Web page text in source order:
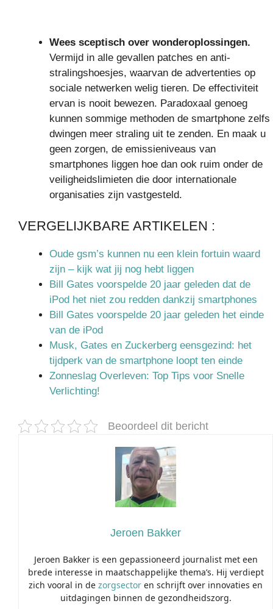
Wees sceptisch over wonderoplossingen.
Vermijd in alle gevallen patches en anti-
stralingshoesjes, waarvan de advertenties op
sociale netwerken welig tieren. De effectiviteit
ervan is nooit bewezen. Paradoxaal genoeg
kunnen sommige methoden de smartphone zelfs
dwingen meer straling uit te zenden. En maak u
geen zorgen, de emissieniveaus van
smartphones liggen hoe dan ook ruim onder de
veiligheidslimieten die door internationale
organisaties zijn vastgesteld.
VERGELIJKBARE ARTIKELEN :
Oude gsm’s kunnen nu een klein fortuin waard
zijn – kijk wat jij nog hebt liggen
Bill Gates voorspelde 20 jaar geleden dat de
iPod het niet zou redden dankzij smartphones
Bill Gates voorspelde 20 jaar geleden het einde
van de iPod
Musk, Gates en Zuckerberg eensgezind: het
tijdperk van de smartphone loopt ten einde
Zonneslag Overleven: Top Tips voor Snelle
Verlichting!
Beoordeel dit bericht
Jeroen Bakker
Jeroen Bakker is een gepassioneerd journalist met een
brede interesse in maatschappelijke thema’s. Hij verdiept
zich vooral in de zorgsector en schrijft over innovaties en
uitdagingen binnen de gezondheidszorg.